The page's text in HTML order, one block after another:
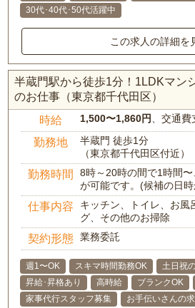
30代･40代･50代活躍中
この求人の詳細を
半蔵門駅から徒歩1分！1LDKマン
のお仕事（東京都千代田区）
時給 1,500〜1,860円 、交通
勤務地
半蔵門 徒歩1分
（東京都千代田区付近）
勤務時間
8時～20時の間で1時間
が可能です。(候補の日
仕事内容
キッチン、トイレ、お風
グ、その他のお掃除
契約形態 業務委託
週1〜OK スキマ時間勤務OK 土日祝
昇給･昇格あり
高時給 ブランクOK
家事代行スタッフ募集
お手伝いさんの